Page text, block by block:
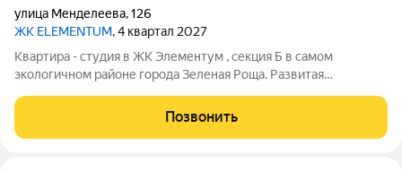
улица Менделеева,126
ЖК ELEMENTUM, 4 квартал 2027
Квартира - студия в ЖК Элементум , секция Б в самом
экологичном районе города Зеленая Роща. Развитая
доступность. Магазины, парки, остановки, ТЦ, поликлиники,
все в шаговой доступности.
Позвонить